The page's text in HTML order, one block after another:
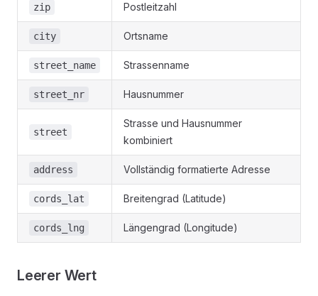
zip Postleitzahl
city Ortsname
street_name Strassenname
street_nr Hausnummer
street
Strasse und Hausnummer
kombiniert
address Vollständig formatierte Adresse
cords_lat Breitengrad (Latitude)
cords_lng Längengrad (Longitude)
Leerer Wert